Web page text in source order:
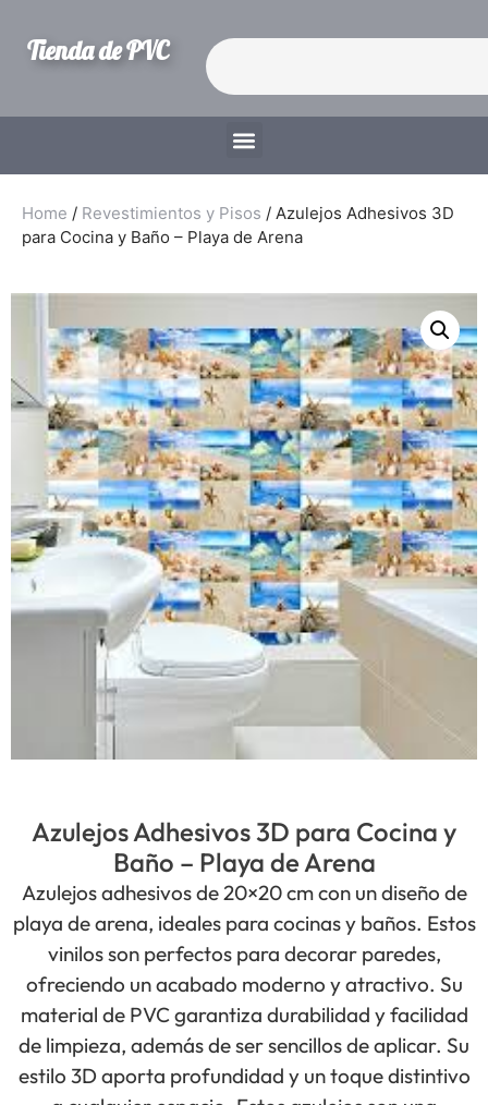
Tienda de PVC
Home / Revestimientos y Pisos / Azulejos Adhesivos 3D
para Cocina y Baño – Playa de Arena
Azulejos Adhesivos 3D para Cocina y
Baño – Playa de Arena
Azulejos adhesivos de 20×20 cm con un diseño de
playa de arena, ideales para cocinas y baños. Estos
vinilos son perfectos para decorar paredes,
ofreciendo un acabado moderno y atractivo. Su
material de PVC garantiza durabilidad y facilidad
de limpieza, además de ser sencillos de aplicar. Su
estilo 3D aporta profundidad y un toque distintivo